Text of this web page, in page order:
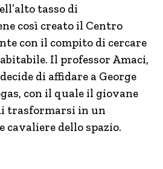
tasso di
così creato il Centro
con il compito di cercare
Il professor Amaci,
di affidare a George
con il quale il giovane
trasformarsi in un
cavaliere dello spazio.